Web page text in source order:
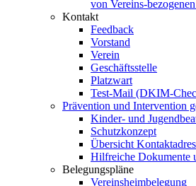
von Vereins-
Kontakt
Feedback
Vorstand
Verein
Geschäftsstelle
Platzwart
Test-Mail (DKIM-
Prävention und Intervention
Kinder- und
Schutzkonzept
Übersicht
Hilfreiche Dokumente
Belegungspläne
Vereinsheimbelegung